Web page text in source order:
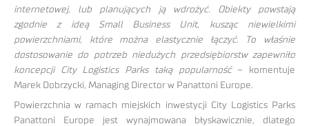
internetowej, lub planujących ją wdrożyć. Obiekty powstają
zgodnie z ideą Small Business Unit, kusząc niewielkimi
powierzchniami, które można elastycznie łączyć. To właśnie
dostosowanie do potrzeb niedużych przedsiębiorstw zapewniło
koncepcji City Logistics Parks taką popularność– komentuje
Marek Dobrzycki, Managing Director w Panattoni Europe.
Powierzchnia w ramach miejskich inwestycji City Logistics Parks
Panattoni Europe jest wynajmowana błyskawicznie, dlatego